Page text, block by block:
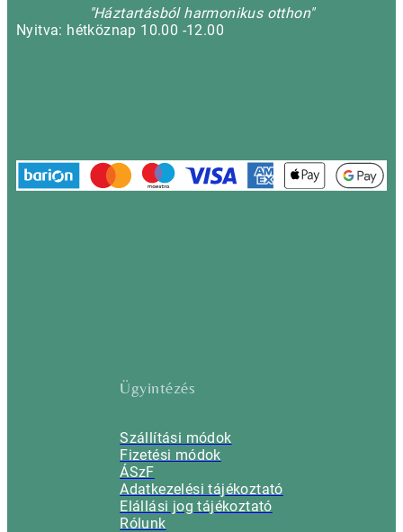
"Háztartásból harmonikus otthon"
Nyitva: hétköznap 10.00 -12.00
Ügyintézés
Szállítási módok
Fizetési módok
ÁSzF
Adatkezelési tájékoztató
Elállási jog tájékoztató
Rólunk